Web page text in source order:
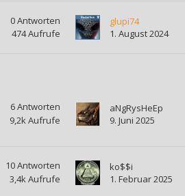
0Antworten
474Aufrufe
glupi74
1. August 2024
6Antworten
9,2k Aufrufe
aNgRysHeEp
9. Juni 2025
10Antworten
3,4k Aufrufe
ko$$i
1. Februar 2025